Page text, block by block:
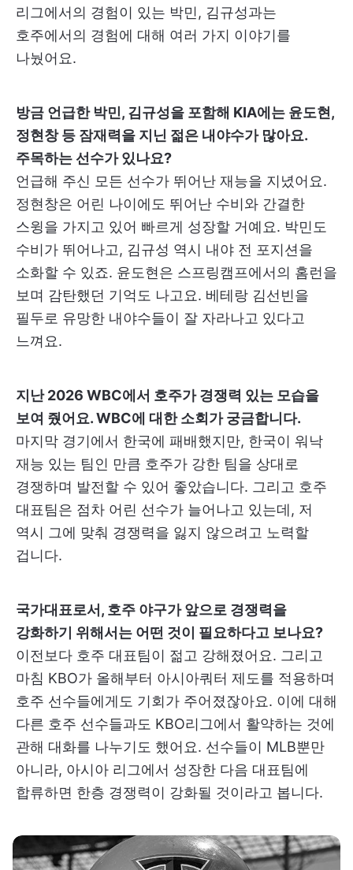
리그에서의 경험이 있는 박민, 김규성과는
호주에서의 경험에 대해 여러 가지 이야기를
나눴어요.
방금 언급한 박민, 김규성을 포함해 KIA에는 윤도현,
정현창 등 잠재력을 지닌 젊은 내야수가 많아요.
주목하는 선수가 있나요?
언급해 주신 모든 선수가 뛰어난 재능을 지녔어요.
정현창은 어린 나이에도 뛰어난 수비와 간결한
스윙을 가지고 있어 빠르게 성장할 거예요. 박민도
수비가 뛰어나고, 김규성 역시 내야 전 포지션을
소화할 수 있죠. 윤도현은 스프링캠프에서의 홈런을
보며 감탄했던 기억도 나고요. 베테랑 김선빈을
필두로 유망한 내야수들이 잘 자라나고 있다고
느껴요.
지난 2026 WBC에서 호주가 경쟁력 있는 모습을
보여 줬어요. WBC에 대한 소회가 궁금합니다.
마지막 경기에서 한국에 패배했지만, 한국이 워낙
재능 있는 팀인 만큼 호주가 강한 팀을 상대로
경쟁하며 발전할 수 있어 좋았습니다. 그리고 호주
대표팀은 점차 어린 선수가 늘어나고 있는데, 저
역시 그에 맞춰 경쟁력을 잃지 않으려고 노력할
겁니다.
국가대표로서, 호주 야구가 앞으로 경쟁력을
강화하기 위해서는 어떤 것이 필요하다고 보나요?
이전보다 호주 대표팀이 젊고 강해졌어요. 그리고
마침 KBO가 올해부터 아시아쿼터 제도를 적용하며
호주 선수들에게도 기회가 주어졌잖아요. 이에 대해
다른 호주 선수들과도 KBO리그에서 활약하는 것에
관해 대화를 나누기도 했어요. 선수들이 MLB뿐만
아니라, 아시아 리그에서 성장한 다음 대표팀에
합류하면 한층 경쟁력이 강화될 것이라고 봅니다.